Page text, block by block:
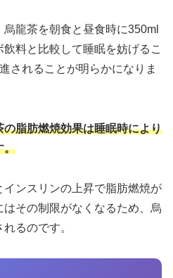
龍茶を朝食と昼食時に350ml
料と比較して睡眠を妨げるこ
されることが明らかになりま
脂肪燃焼効果は睡眠時により
。
インスリンの上昇で脂肪燃焼が
その制限がなくなるため、烏
るのです。